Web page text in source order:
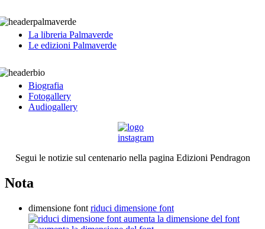
La libreria Palmaverde
Le edizioni Palmaverde
Biografia
Fotogallery
Audiogallery
Segui le notizie sul centenario nella pagina Edizioni Pendragon
Nota
dimensione font riduci dimensione font
aumenta la dimensione del font